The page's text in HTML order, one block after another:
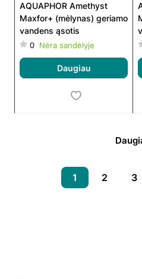
AQUAPHOR Amethyst
Maxfor+ (mėlynas) geriamo
vandens ąsotis
0 Nėra sandėlyje
Daugiau
1 2 3